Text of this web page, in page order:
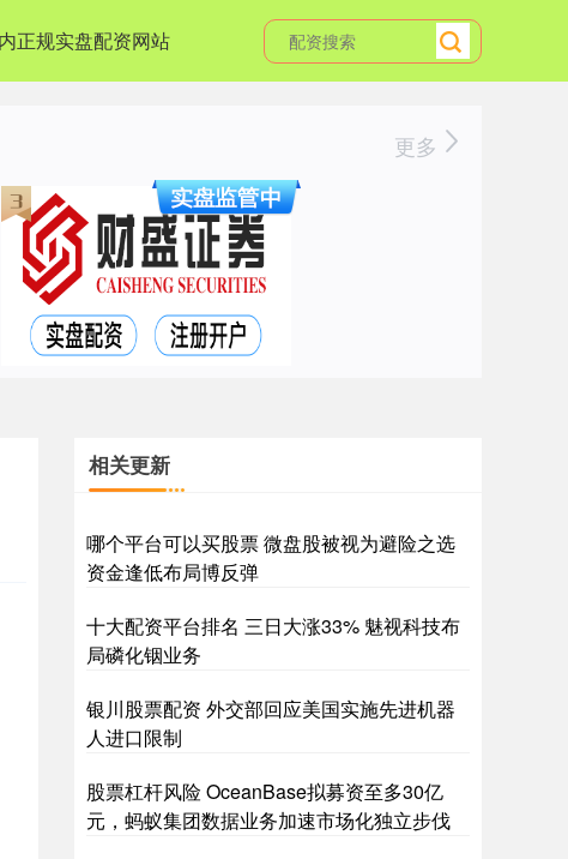
正规实盘配资网站
更多
相关更新
哪个平台可以买股票 微盘股被视为避险之选
资金逢低布局博反弹
十大配资平台排名 三日大涨33% 魅视科技布
局磷化铟业务
银川股票配资 外交部回应美国实施先进机器
人进口限制
股票杠杆风险 OceanBase拟募资至多30亿
元，蚂蚁集团数据业务加速市场化独立步伐